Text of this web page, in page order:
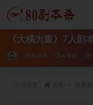
《大橘为重》7人剧
经典剧本 4 年前